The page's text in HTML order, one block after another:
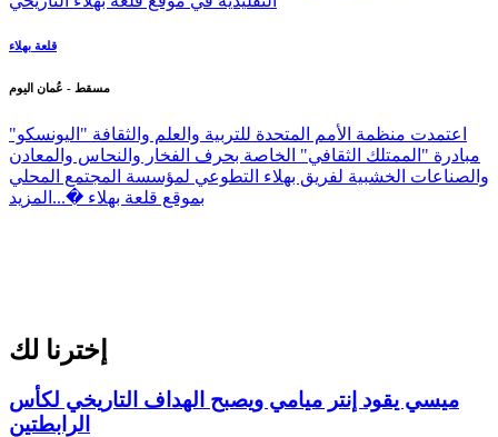
قلعة بهلاء
مسقط - عُمان اليوم
اعتمدت منظمة الأمم المتحدة للتربية والعلم والثقافة "اليونسكو"
مبادرة "الممتلك الثقافي" الخاصة بحرف الفخار والنحاس والمعادن
والصناعات الخشبية لفريق بهلاء التطوعي لمؤسسة المجتمع المحلي
بموقع قلعة بهلاء �... المزيد
إخترنا لك
ميسي يقود إنتر ميامي ويصبح الهداف التاريخي لكأس
الرابطتين